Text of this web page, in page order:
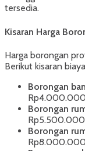
tersedia.
Kisaran Harga
Harga borongan
Berikut kisaran
Borongan
Borongan
Rp5.500.000
Borongan